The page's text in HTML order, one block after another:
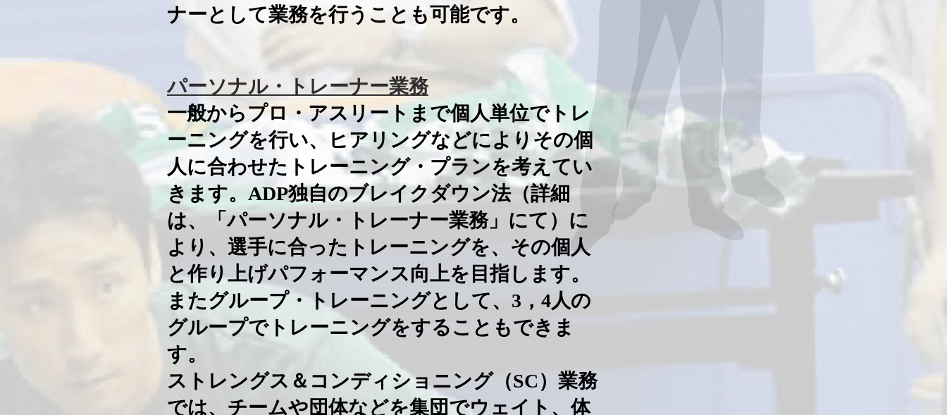
ナーとして業務を行うことも可能です。
パーソナル・トレーナー業務
一般からプロ・アスリートまで個人単位でトレ
ーニングを行い、ヒアリングなどによりその個
人に合わせたトレーニング・プランを考えてい
きます。ADP独自のブレイクダウン法（詳細
は、「パーソナル・トレーナー業務」にて）に
より、選手に合ったトレーニングを、その個人
と作り上げパフォーマンス向上を目指します。
またグループ・トレーニングとして、3，4人の
グループでトレーニングをすることもできま
す。
ストレングス＆コンディショニング（SC）業務
では、チームや団体などを集団でウェイト、体